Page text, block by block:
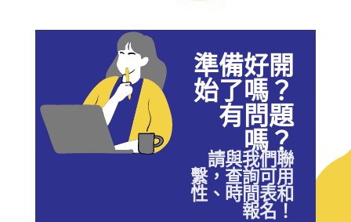
準備好開
始了嗎？
有問題
嗎？
請與我們聯
繫，查詢可用
性、時間表和
報名！